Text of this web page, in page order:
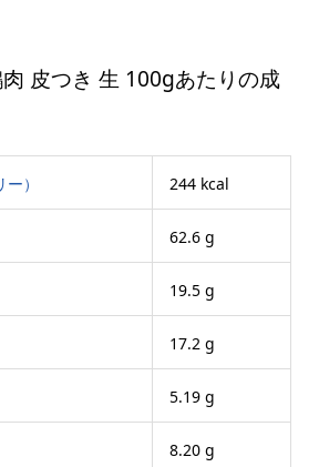
皮つき 生 100gあたりの成
） 244 kcal
62.6 g
19.5 g
17.2 g
5.19 g
8.20 g